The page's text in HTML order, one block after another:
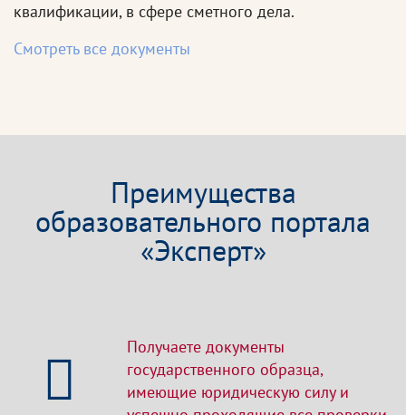
квалификации, в сфере сметного дела.
Смотреть все документы
Преимущества
образовательного портала
«Эксперт»
Получаете документы
государственного образца,
имеющие юридическую силу и